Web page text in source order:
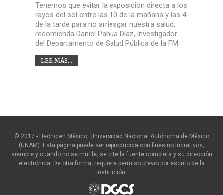
Tenemos que evitar la exposición directa a los
rayos del sol entre las 10 de la mañana y las 4
de la tarde para no arriesgar nuestra salud,
recomienda Daniel Pahua Díaz, investigador
del Departamento de Salud Pública de la FM
LEE MÁS...
© 2017 - Hecho en México, Universidad Nacional Autónoma de México
(UNAM). Esta página puede ser reproducida con fines no lucrativos,
siempre y cuando no se mutile, se cite la fuente completa y su dirección
electrónica. De otra forma, requiere permiso previo por escrito de la
institución.